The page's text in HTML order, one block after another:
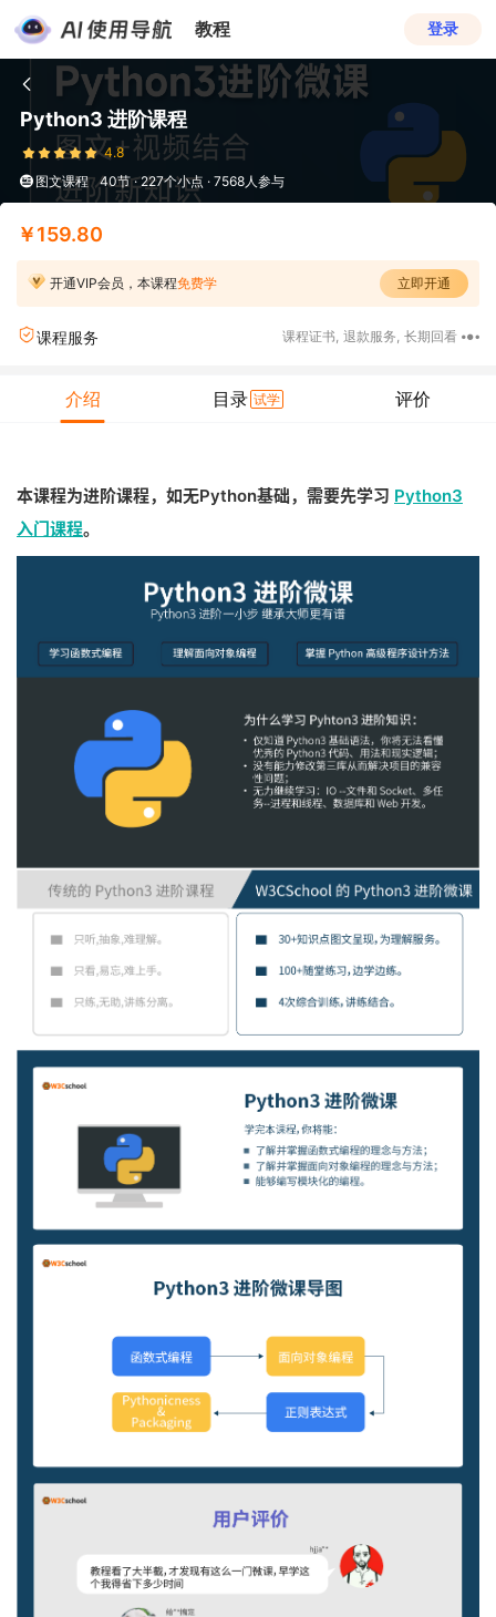
教程 登录
Python3 进阶课程
4.8
图文课程
40节 · 227个小点 · 7568人参与
￥159.80
开通VIP会员，本课程免费学 立即开通
课程服务 课程证书, 退款服务, 长期回看
介绍 目录 试学 评价
本课程为进阶课程，如无Python基础，需要先学习 Python3
入门课程。